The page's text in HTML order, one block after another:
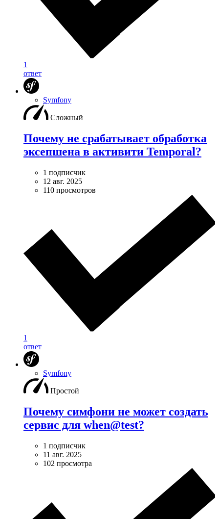
1
ответ
Symfony
Сложный
Почему не срабатывает обработка
эксепшена в активити Temporal?
1 подписчик
12 авг. 2025
110 просмотров
1
ответ
Symfony
Простой
Почему симфони не может создать
сервис для when@test?
1 подписчик
11 авг. 2025
102 просмотра